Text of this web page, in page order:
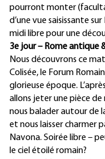
pourront monter
d’une vue saisissante
midi libre pour une
3e jour – Rome antique
Nous découvrons ce
Colisée, le Forum
glorieuse époque.
allons jeter une pièce de
nous balader autour de
et nous laisser charmer
Navona. Soirée libre –
le ciel étoilé romain?